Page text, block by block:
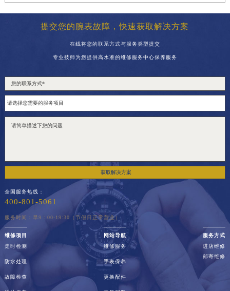
提交您的腕表故障，快速获取解决方案
在线将您的联系方式与服务类型提交
专业技师为您提供高水准的维修服务中心保养服务
获取解决方案
全国服务热线：
400-801-5061
服务时间：早9：00-19:30（节假日正常营业）
维修项目
走时检测
防水处理
故障检查
网站导航
维修服务
手表保养
更换配件
服务方式
进店维修
邮寄维修